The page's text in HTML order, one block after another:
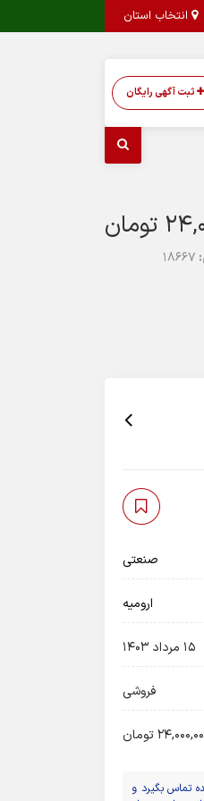
ثبت آگهی رایگان
18667
صنعتی
اروميه
15 مرداد 1403
فروشی
تومان
تماس بگیرد و